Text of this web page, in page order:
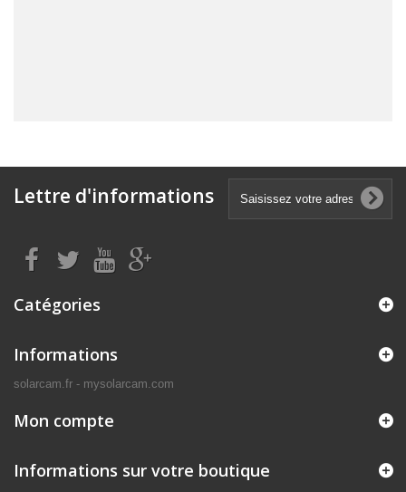
Lettre d'informations
Catégories
Informations
solarcam.fr - mysolarcam.com
Mon compte
Informations sur votre boutique